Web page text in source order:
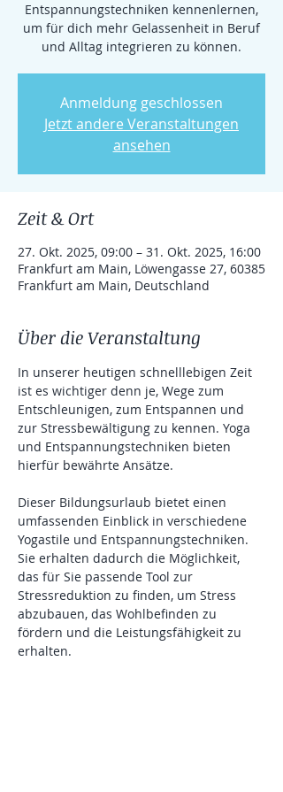
Entspannungstechniken kennenlernen,
um für dich mehr Gelassenheit in Beruf
und Alltag integrieren zu können.
Anmeldung geschlossen
Jetzt andere Veranstaltungen
ansehen
Zeit & Ort
27. Okt. 2025, 09:00 – 31. Okt. 2025, 16:00
Frankfurt am Main, Löwengasse 27, 60385
Frankfurt am Main, Deutschland
Über die Veranstaltung
In unserer heutigen schnelllebigen Zeit
ist es wichtiger denn je, Wege zum
Entschleunigen, zum Entspannen und
zur Stressbewältigung zu kennen. Yoga
und Entspannungstechniken bieten
hierfür bewährte Ansätze.
Dieser Bildungsurlaub bietet einen
umfassenden Einblick in verschiedene
Yogastile und Entspannungstechniken.
Sie erhalten dadurch die Möglichkeit,
das für Sie passende Tool zur
Stressreduktion zu finden, um Stress
abzubauen, das Wohlbefinden zu
fördern und die Leistungsfähigkeit zu
erhalten.